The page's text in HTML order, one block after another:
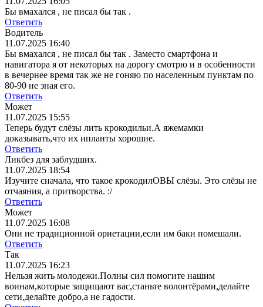
Бы вмахался , не писал бы так .
Ответить
Водитель
11.07.2025 16:40
Бы вмахался , не писал бы так . Заместо смартфона и
навигатора я от некоторых на дорогу смотрю и в особенности
в вечернее время так же не гоняю по населенным пунктам по
80-90 не зная его.
Ответить
Может
11.07.2025 15:55
Теперь будут слёзы лить крокодильи.А яжемамки
доказывать,что их ипланты хорошие.
Ответить
Ликбез для заблудших.
11.07.2025 18:54
Изучите сначала, что такое крокодилОВЫ слёзы. Это слёзы не
отчаяния, а притворства. :/
Ответить
Может
11.07.2025 16:08
Они не традиционной ориетации,если им баки помешали.
Ответить
Так
11.07.2025 16:23
Нельзя жить молодежи.Полны сил помогите нашим
воинам,которые защищают вас,станьте волонтёрами,делайте
сети,делайте добро,а не гадости.